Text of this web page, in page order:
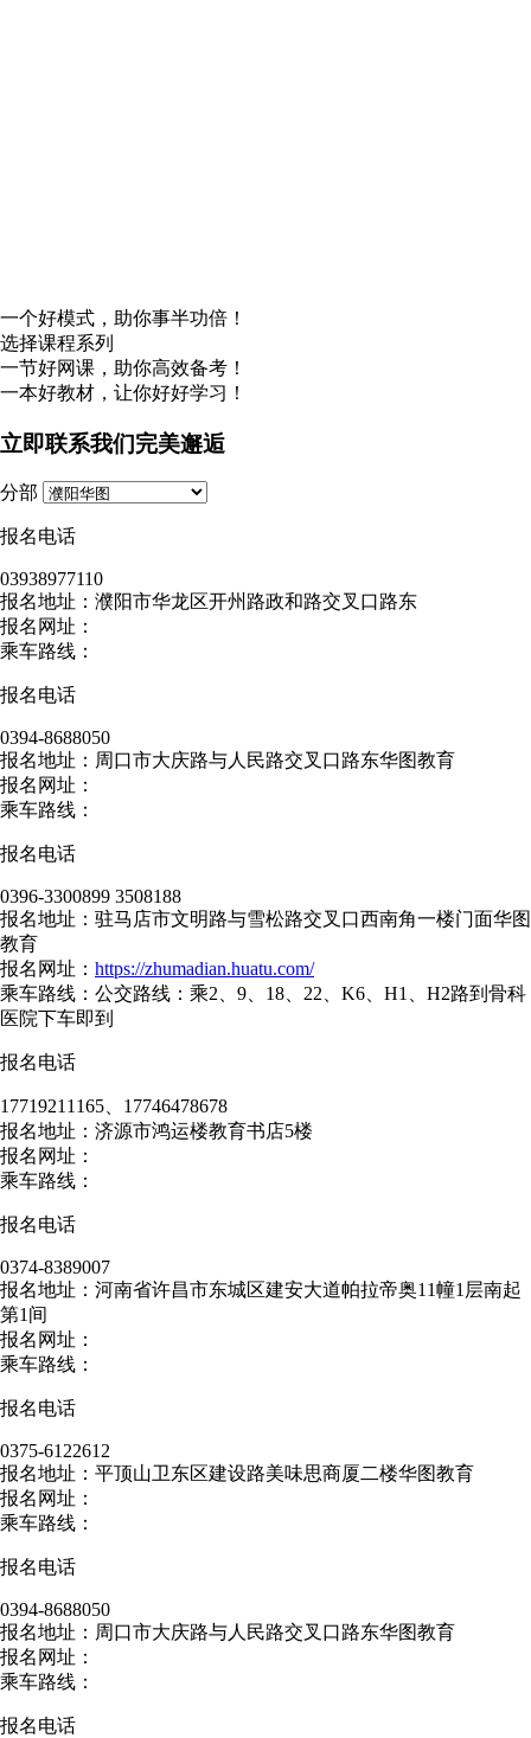
一个好模式，助你事半功倍！
选择课程系列
一节好网课，助你高效备考！
一本好教材，让你好好学习！
立即联系我们完美邂逅
分部
报名电话
03938977110
报名地址：濮阳市华龙区开州路政和路交叉口路东
报名网址：
乘车路线：
报名电话
0394-8688050
报名地址：周口市大庆路与人民路交叉口路东华图教育
报名网址：
乘车路线：
报名电话
0396-3300899 3508188
报名地址：驻马店市文明路与雪松路交叉口西南角一楼门面华图
教育
报名网址： https://zhumadian.huatu.com/
乘车路线：公交路线：乘2、9、18、22、K6、H1、H2路到骨科
医院下车即到
报名电话
17719211165、17746478678
报名地址：济源市鸿运楼教育书店5楼
报名网址：
乘车路线：
报名电话
0374-8389007
报名地址：河南省许昌市东城区建安大道帕拉帝奥11幢1层南起
第1间
报名网址：
乘车路线：
报名电话
0375-6122612
报名地址：平顶山卫东区建设路美味思商厦二楼华图教育
报名网址：
乘车路线：
报名电话
0394-8688050
报名地址：周口市大庆路与人民路交叉口路东华图教育
报名网址：
乘车路线：
报名电话